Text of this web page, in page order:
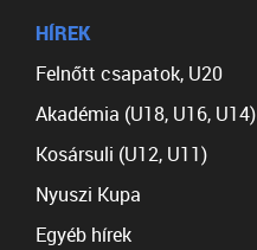
HÍREK
Felnőtt csapatok, U20
Akadémia (U18, U16, U14)
Kosársuli (U12, U11)
Nyuszi Kupa
Egyéb hírek